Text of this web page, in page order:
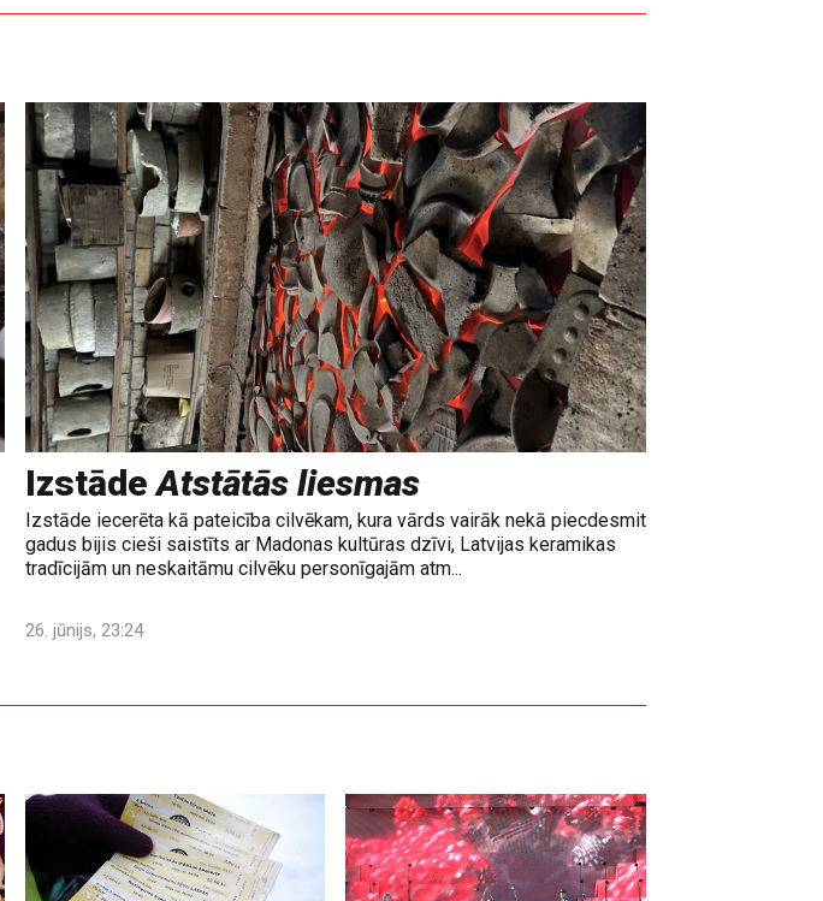
IzstādeAtstātās liesmas
Izstāde iecerēta kā pateicība cilvēkam, kura vārds vairāk nekā piecdesmit
gadus bijis cieši saistīts ar Madonas kultūras dzīvi, Latvijas keramikas
tradīcijām un neskaitāmu cilvēku personīgajām atm...
26. jūnijs, 23:24